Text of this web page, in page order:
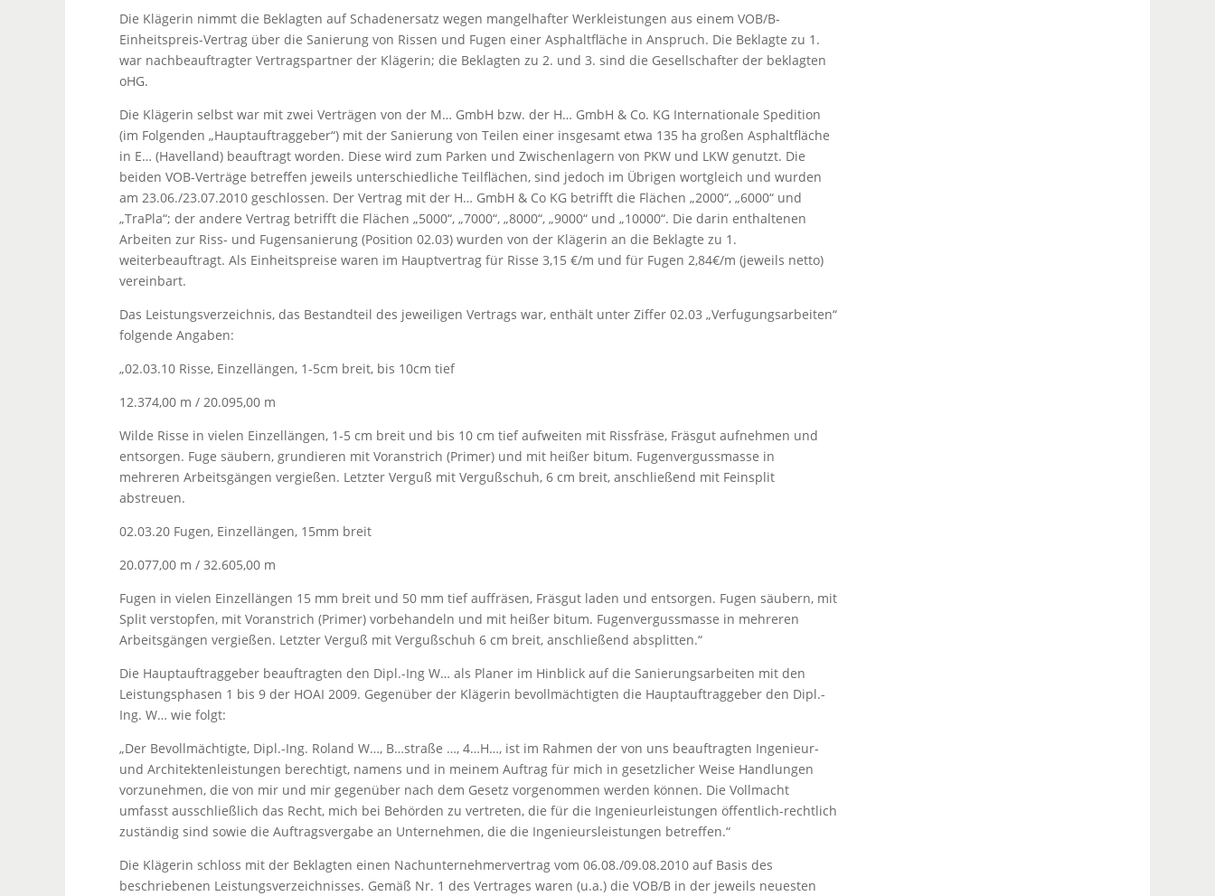
Die Klägerin nimmt die Beklagten auf Schadenersatz wegen mangelhafter Werkleistungen aus einem VOB/B-
Einheitspreis-Vertrag über die Sanierung von Rissen und Fugen einer Asphaltfläche in Anspruch. Die Beklagte zu 1.
war nachbeauftragter Vertragspartner der Klägerin; die Beklagten zu 2. und 3. sind die Gesellschafter der beklagten
oHG.
Die Klägerin selbst war mit zwei Verträgen von der M… GmbH bzw. der H… GmbH & Co. KG Internationale Spedition
(im Folgenden „Hauptauftraggeber“) mit der Sanierung von Teilen einer insgesamt etwa 135 ha großen Asphaltfläche
in E… (Havelland) beauftragt worden. Diese wird zum Parken und Zwischenlagern von PKW und LKW genutzt. Die
beiden VOB-Verträge betreffen jeweils unterschiedliche Teilflächen, sind jedoch im Übrigen wortgleich und wurden
am 23.06./23.07.2010 geschlossen. Der Vertrag mit der H… GmbH & Co KG betrifft die Flächen „2000“, „6000“ und
„TraPla“; der andere Vertrag betrifft die Flächen „5000“, „7000“, „8000“, „9000“ und „10000“. Die darin enthaltenen
Arbeiten zur Riss- und Fugensanierung (Position 02.03) wurden von der Klägerin an die Beklagte zu 1.
weiterbeauftragt. Als Einheitspreise waren im Hauptvertrag für Risse 3,15 €/m und für Fugen 2,84€/m (jeweils netto)
vereinbart.
Das Leistungsverzeichnis, das Bestandteil des jeweiligen Vertrags war, enthält unter Ziffer 02.03 „Verfugungsarbeiten“
folgende Angaben:
„02.03.10 Risse, Einzellängen, 1-5cm breit, bis 10cm tief
12.374,00 m / 20.095,00 m
Wilde Risse in vielen Einzellängen, 1-5 cm breit und bis 10 cm tief aufweiten mit Rissfräse, Fräsgut aufnehmen und
entsorgen. Fuge säubern, grundieren mit Voranstrich (Primer) und mit heißer bitum. Fugenvergussmasse in
mehreren Arbeitsgängen vergießen. Letzter Verguß mit Vergußschuh, 6 cm breit, anschließend mit Feinsplit
abstreuen.
02.03.20 Fugen, Einzellängen, 15mm breit
20.077,00 m / 32.605,00 m
Fugen in vielen Einzellängen 15 mm breit und 50 mm tief auffräsen, Fräsgut laden und entsorgen. Fugen säubern, mit
Split verstopfen, mit Voranstrich (Primer) vorbehandeln und mit heißer bitum. Fugenvergussmasse in mehreren
Arbeitsgängen vergießen. Letzter Verguß mit Vergußschuh 6 cm breit, anschließend absplitten.“
Die Hauptauftraggeber beauftragten den Dipl.-Ing W… als Planer im Hinblick auf die Sanierungsarbeiten mit den
Leistungsphasen 1 bis 9 der HOAI 2009. Gegenüber der Klägerin bevollmächtigten die Hauptauftraggeber den Dipl.-
Ing. W… wie folgt:
„Der Bevollmächtigte, Dipl.-Ing. Roland W…, B…straße …, 4…H…, ist im Rahmen der von uns beauftragten Ingenieur-
und Architektenleistungen berechtigt, namens und in meinem Auftrag für mich in gesetzlicher Weise Handlungen
vorzunehmen, die von mir und mir gegenüber nach dem Gesetz vorgenommen werden können. Die Vollmacht
umfasst ausschließlich das Recht, mich bei Behörden zu vertreten, die für die Ingenieurleistungen öffentlich-rechtlich
zuständig sind sowie die Auftragsvergabe an Unternehmen, die die Ingenieursleistungen betreffen.“
Die Klägerin schloss mit der Beklagten einen Nachunternehmervertrag vom 06.08./09.08.2010 auf Basis des
beschriebenen Leistungsverzeichnisses. Gemäß Nr. 1 des Vertrages waren (u.a.) die VOB/B in der jeweils neuesten